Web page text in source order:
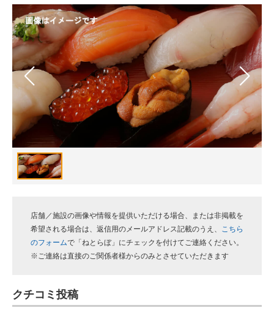
メディア
注目記事を集めた総合ページ
ITの今と未来を見通す
スマホと通信の最新トレンド
進化するPCとデバイスの未来
好きが集まる 比べて選べる
ビジネスと働き方のヒント
企業ITのトレンドを詳説
経営リーダーのコミュニティ
ITエンジニア向け専門サイト
店舗／施設の画像や情報を提供いただける場合、または非掲載を
希望される場合は、返信用のメールアドレス記載のうえ、 こちら
のフォームで「ねとらぼ」にチェックを付けてご連絡ください。
※ご連絡は直接のご関係者様からのみとさせていただきます
クチコミ投稿